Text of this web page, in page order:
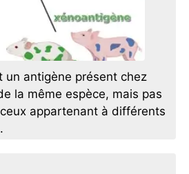
un antigène présent chez
la même espèce, mais pas
appartenant à différents